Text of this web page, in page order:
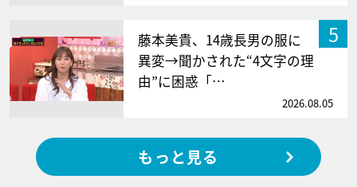
5
藤本美貴、14歳長男の服に
異変→聞かされた“4文字の理
由”に困惑「…
2026.08.05
もっと見る